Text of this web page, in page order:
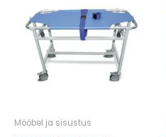
Mööbel ja sisustus